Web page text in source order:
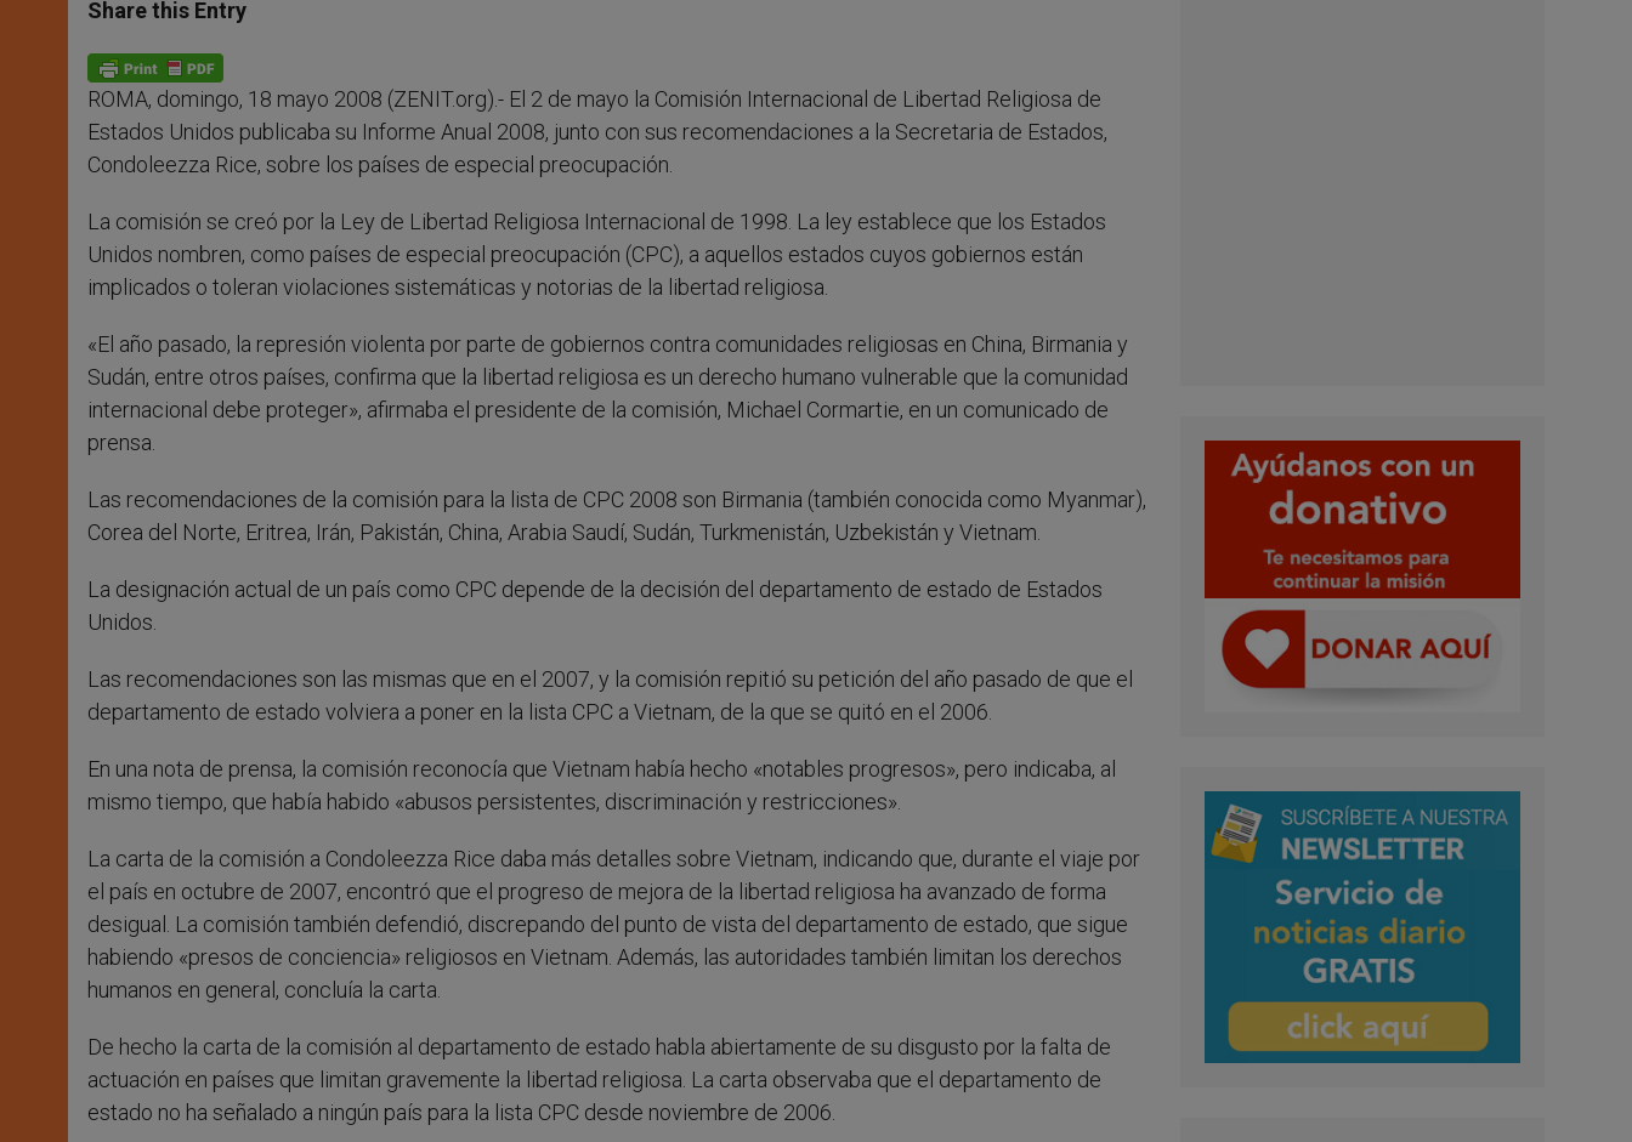
s
p
p
e
g
e
r
b
o
k
Share this Entry
ROMA, domingo, 18 mayo 2008 (ZENIT.org).- El 2 de mayo la Comisión Internacional de Libertad Religiosa de
Estados Unidos publicaba su Informe Anual 2008, junto con sus recomendaciones a la Secretaria de Estados,
Condoleezza Rice, sobre los países de especial preocupación.
La comisión se creó por la Ley de Libertad Religiosa Internacional de 1998. La ley establece que los Estados
Unidos nombren, como países de especial preocupación (CPC), a aquellos estados cuyos gobiernos están
implicados o toleran violaciones sistemáticas y notorias de la libertad religiosa.
«El año pasado, la represión violenta por parte de gobiernos contra comunidades religiosas en China, Birmania y
Sudán, entre otros países, confirma que la libertad religiosa es un derecho humano vulnerable que la comunidad
internacional debe proteger», afirmaba el presidente de la comisión, Michael Cormartie, en un comunicado de
prensa.
Las recomendaciones de la comisión para la lista de CPC 2008 son Birmania (también conocida como Myanmar),
Corea del Norte, Eritrea, Irán, Pakistán, China, Arabia Saudí, Sudán, Turkmenistán, Uzbekistán y Vietnam.
La designación actual de un país como CPC depende de la decisión del departamento de estado de Estados
Unidos.
Las recomendaciones son las mismas que en el 2007, y la comisión repitió su petición del año pasado de que el
departamento de estado volviera a poner en la lista CPC a Vietnam, de la que se quitó en el 2006.
En una nota de prensa, la comisión reconocía que Vietnam había hecho «notables progresos», pero indicaba, al
mismo tiempo, que había habido «abusos persistentes, discriminación y restricciones».
La carta de la comisión a Condoleezza Rice daba más detalles sobre Vietnam, indicando que, durante el viaje por
el país en octubre de 2007, encontró que el progreso de mejora de la libertad religiosa ha avanzado de forma
desigual. La comisión también defendió, discrepando del punto de vista del departamento de estado, que sigue
habiendo «presos de conciencia» religiosos en Vietnam. Además, las autoridades también limitan los derechos
humanos en general, concluía la carta.
De hecho la carta de la comisión al departamento de estado habla abiertamente de su disgusto por la falta de
actuación en países que limitan gravemente la libertad religiosa. La carta observaba que el departamento de
estado no ha señalado a ningún país para la lista CPC desde noviembre de 2006.